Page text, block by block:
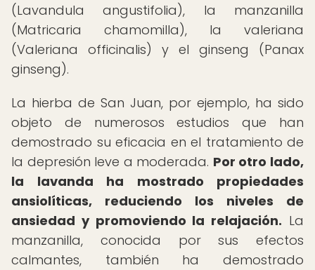
(Lavandula angustifolia), la manzanilla
(Matricaria chamomilla), la valeriana
(Valeriana officinalis) y el ginseng (Panax
ginseng).
La hierba de San Juan, por ejemplo, ha sido
objeto de numerosos estudios que han
demostrado su eficacia en el tratamiento de
la depresión leve a moderada. Por otro lado,
la lavanda ha mostrado propiedades
ansiolíticas, reduciendo los niveles de
ansiedad y promoviendo la relajación. La
manzanilla, conocida por sus efectos
calmantes, también ha demostrado